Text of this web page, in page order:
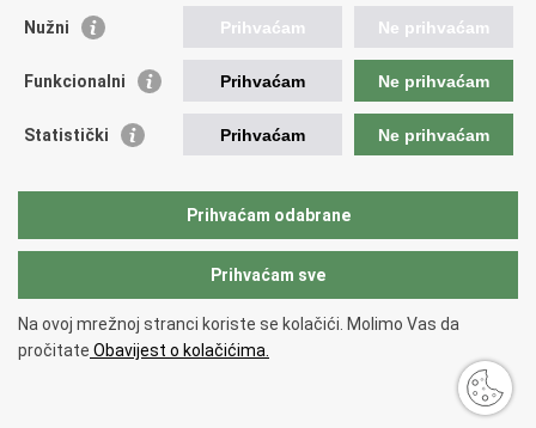
Državno odvjetništvo
Ured za suzbijanje korupcije i organiziranog kriminaliteta
Državnoodvjetničko vijeće
Hrvatska odvjetnička komora
Europski pravosudni portal
Copyright © 2026 Ministarstvo pravosuđa, uprave i digitalne
transformacije Republike Hrvatske.
pristupačnosti.
Nužni Prihvaćam Ne prihvaćam
Funkcionalni Prihvaćam Ne prihvaćam
Statistički Prihvaćam Ne prihvaćam
Prihvaćam odabrane
Prihvaćam sve
Na ovoj mrežnoj stranci koriste se kolačići. Molimo Vas da
pročitate Obavijest o kolačićima.